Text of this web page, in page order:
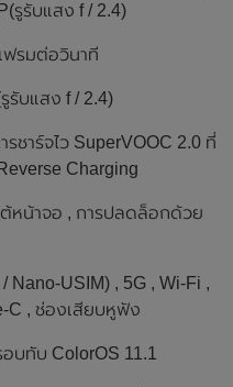
รูรับแสง f / 2.4)
ฟรมต่อวินาที
รับแสง f / 2.4)
ชาร์จไว SuperVOOC 2.0 ที่
Charging
ต้หน้าจอ , การปลดล็อกด้วย
Nano-USIM) , 5G , Wi-Fi ,
C , ช่องเสียบหูฟัง
บทับ ColorOS 11.1